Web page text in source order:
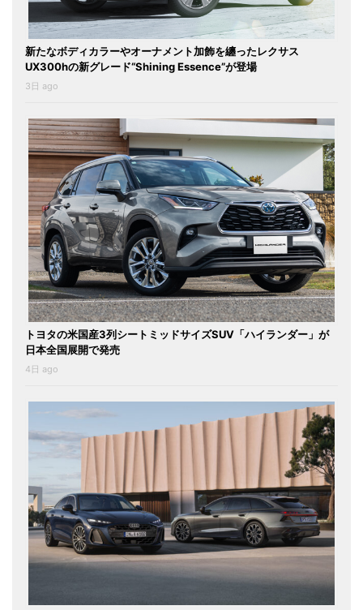
新たなボディカラーやオーナメント加飾を纏ったレクサス
UX300hの新グレード“Shining Essence”が登場
3日 ago
トヨタの米国産3列シートミッドサイズSUV「ハイランダー」が
日本全国展開で発売
4日 ago